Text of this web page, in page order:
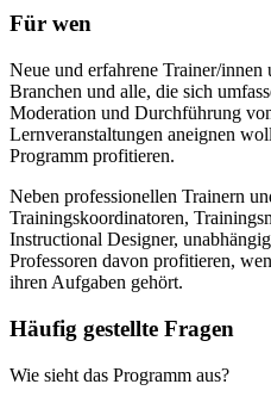
Für wen
Neue und erfahrene Trainer/
Branchen und alle, die sich
Moderation und Durchführung
Lernveranstaltungen aneignen
Programm profitieren.
Neben professionellen Trainern
Trainingskoordinatoren,
Instructional Designer,
Professoren davon profitieren,
ihren Aufgaben gehört.
Häufig gestellte Fragen
Wie sieht das Programm aus?